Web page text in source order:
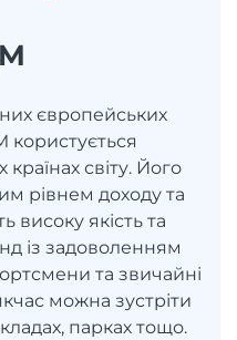
європейських
користується
світу. Його
рівнем доходу та
високу якість та
із задоволенням
та звичайні
можна зустріти
парках тощо.